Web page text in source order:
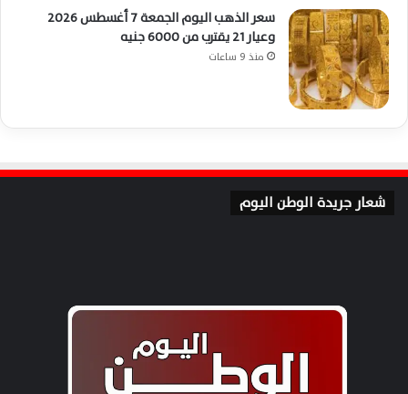
سعر الذهب اليوم الجمعة 7 أغسطس 2026
وعيار 21 يقترب من 6000 جنيه
منذ 9 ساعات
شعار جريدة الوطن اليوم